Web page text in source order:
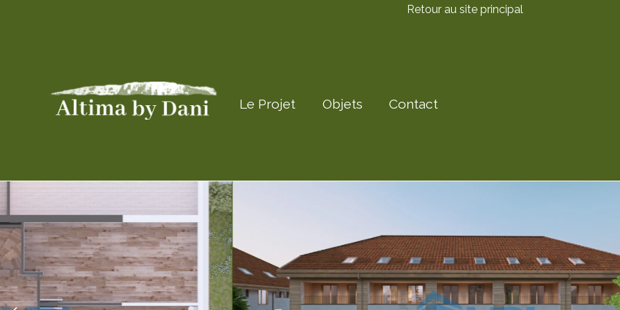
Retour au site principal
Le Projet Objets Contact